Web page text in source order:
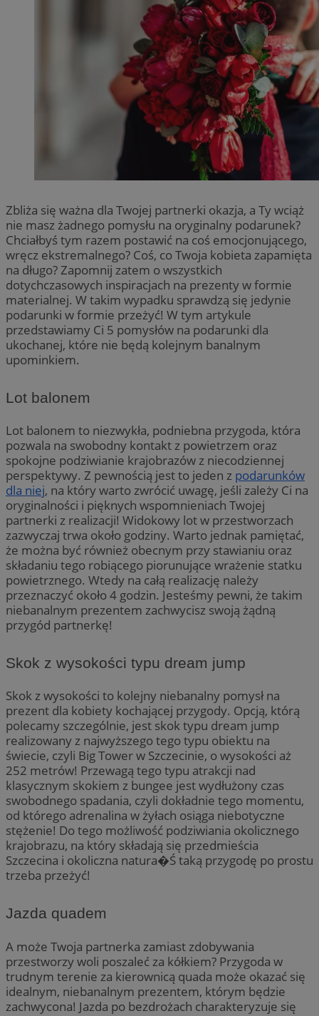
Zbliża się ważna dla Twojej partnerki okazja, a Ty wciąż
nie masz żadnego pomysłu na oryginalny podarunek?
Chciałbyś tym razem postawić na coś emocjonującego,
wręcz ekstremalnego? Coś, co Twoja kobieta zapamięta
na długo? Zapomnij zatem o wszystkich
dotychczasowych inspiracjach na prezenty w formie
materialnej. W takim wypadku sprawdzą się jedynie
podarunki w formie przeżyć! W tym artykule
przedstawiamy Ci 5 pomysłów na podarunki dla
ukochanej, które nie będą kolejnym banalnym
upominkiem.
Lot balonem
Lot balonem to niezwykła, podniebna przygoda, która
pozwala na swobodny kontakt z powietrzem oraz
spokojne podziwianie krajobrazów z niecodziennej
perspektywy. Z pewnością jest to jeden z podarunków
dla niej, na który warto zwrócić uwagę, jeśli zależy Ci na
oryginalności i pięknych wspomnieniach Twojej
partnerki z realizacji! Widokowy lot w przestworzach
zazwyczaj trwa około godziny. Warto jednak pamiętać,
że można być również obecnym przy stawianiu oraz
składaniu tego robiącego piorunujące wrażenie statku
powietrznego. Wtedy na całą realizację należy
przeznaczyć około 4 godzin. Jesteśmy pewni, że takim
niebanalnym prezentem zachwycisz swoją żądną
przygód partnerkę!
Skok z wysokości typu dream jump
Skok z wysokości to kolejny niebanalny pomysł na
prezent dla kobiety kochającej przygody. Opcją, którą
polecamy szczególnie, jest skok typu dream jump
realizowany z najwyższego tego typu obiektu na
świecie, czyli Big Tower w Szczecinie, o wysokości aż
252 metrów! Przewagą tego typu atrakcji nad
klasycznym skokiem z bungee jest wydłużony czas
swobodnego spadania, czyli dokładnie tego momentu,
od którego adrenalina w żyłach osiąga niebotyczne
stężenie! Do tego możliwość podziwiania okolicznego
krajobrazu, na który składają się przedmieścia
Szczecina i okoliczna natura�Ś taką przygodę po prostu
trzeba przeżyć!
Jazda quadem
A może Twoja partnerka zamiast zdobywania
przestworzy woli poszaleć za kółkiem? Przygoda w
trudnym terenie za kierownicą quada może okazać się
idealnym, niebanalnym prezentem, którym będzie
zachwycona! Jazda po bezdrożach charakteryzuje się